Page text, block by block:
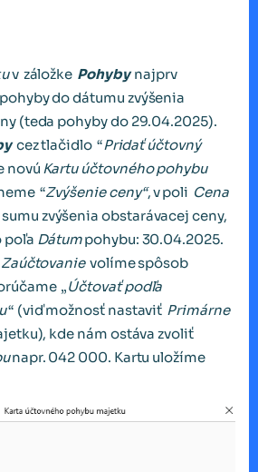
v záložke Pohybynajprv
do dátumu zvýšenia
(teda pohyby do 29.04.2025).
cez tlačidlo “Pridať účtovný
novú Kartu účtovného pohybu
“Zvýšenie ceny“, v poli Cena
zvýšenia obstarávacej ceny,
poľa Dátumpohybu: 30.04.2025.
Zaúčtovanievolíme spôsob
„Účtovať podľa
“ (viď možnosť nastaviť Primárne
kde nám ostáva zvoliť
napr. 042 000. Kartu uložíme